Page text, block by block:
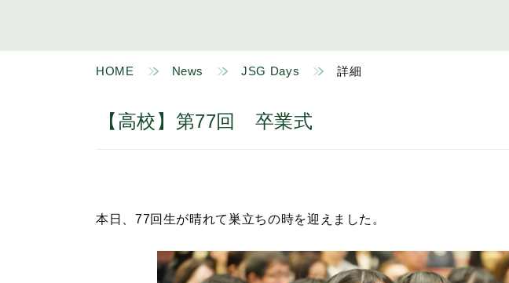
HOME News JSG Days 詳細
【高校】第77回 卒業式
本日、77回生が晴れて巣立ちの時を迎えました。